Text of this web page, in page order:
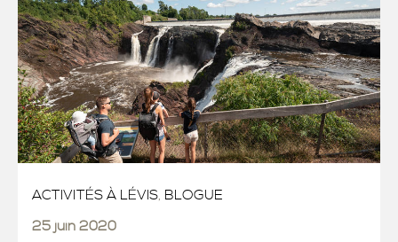
ACTIVITÉS À LÉVIS, BLOGUE
25 juin 2020